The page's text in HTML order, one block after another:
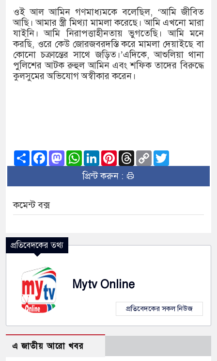
ওই আল আমিন গণমাধ্যমকে বলেছিল, ‘আমি জীবিত
আছি। আমার স্ত্রী মিথ্যা মামলা করেছে। আমি এখনো মারা
যাইনি। আমি নিরাপত্তাহীনতায় ভুগতেছি। আমি মনে
করছি, ওরে কেউ জোরজবরদস্তি করে মামলা দেয়াইছে বা
কোনো চক্রান্তের সাথে জড়িত।’এদিকে, আশুলিয়া থানা
পুলিশের আটক রুহুল আমিন এবং শফিক তাদের বিরুদ্ধে
কুলসুমের অভিযোগ অস্বীকার করেন।
ShareFacebook
Mastodon
WhatsApp
LinkedInPinterest
Threads
Copy
Link
প্রিন্ট করুন :
কমেন্ট বক্স
প্রতিবেদকের তথ্য
Mytv Online
প্রতিবেদকের সকল নিউজ
এ জাতীয় আরো খবর